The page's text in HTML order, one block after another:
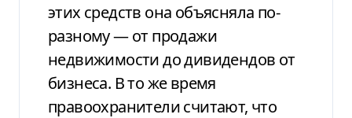
этих средств она объясняла по-
разному — от продажи
недвижимости до дивидендов от
бизнеса. В то же время
правоохранители считают, что